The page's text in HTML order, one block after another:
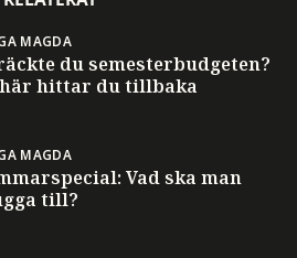
MAGDA
du semesterbudgeten?
här hittar du tillbaka
MAGDA
Vad ska man
till?